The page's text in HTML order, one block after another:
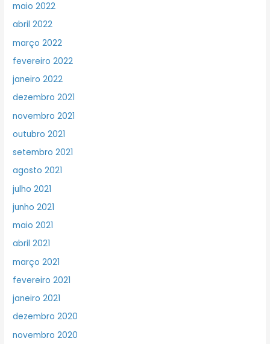
maio 2022
abril 2022
março 2022
fevereiro 2022
janeiro 2022
dezembro 2021
novembro 2021
outubro 2021
setembro 2021
agosto 2021
julho 2021
junho 2021
maio 2021
abril 2021
março 2021
fevereiro 2021
janeiro 2021
dezembro 2020
novembro 2020